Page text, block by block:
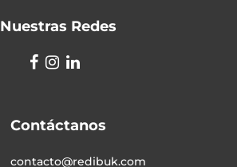
Nuestras Redes
Contáctanos
contacto@redibuk.com